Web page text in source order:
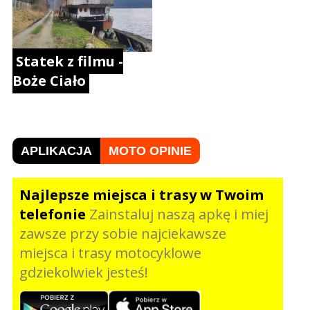
Statek z filmu -
Boże Ciało
APLIKACJA MOTO OPINIE
Najlepsze miejsca i trasy w Twoim
telefonie Zainstaluj naszą apkę i miej
zawsze przy sobie najciekawsze
miejsca i trasy motocyklowe
gdziekolwiek jesteś!